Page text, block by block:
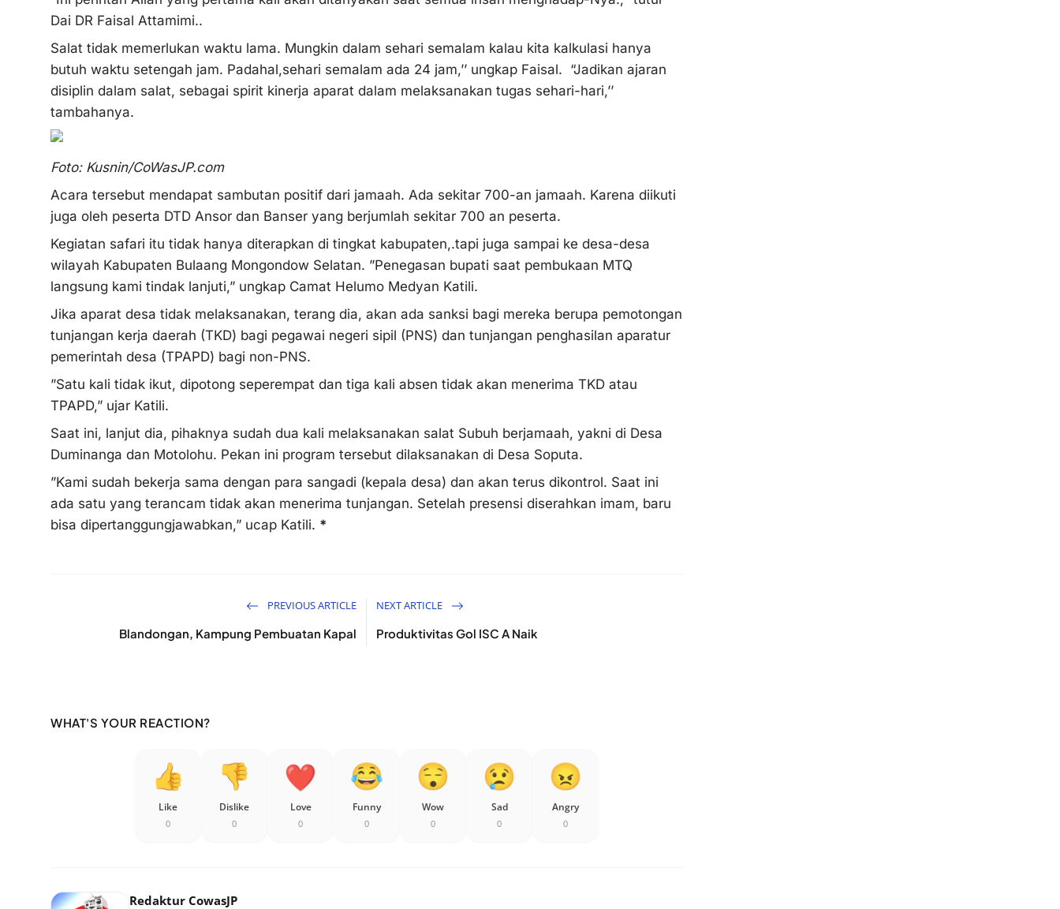
Dai DR Faisal Attamimi..
Salat tidak memerlukan waktu lama. Mungkin dalam sehari semalam kalau kita kalkulasi hanya
butuh waktu setengah jam. Padahal,sehari semalam ada 24 jam,’’ ungkap Faisal. “Jadikan ajaran
disiplin dalam salat, sebagai spirit kinerja aparat dalam melaksanakan tugas sehari-hari,’’
tambahanya.
Foto: Kusnin/CoWasJP.com
Acara tersebut mendapat sambutan positif dari jamaah. Ada sekitar 700-an jamaah. Karena diikuti
juga oleh peserta DTD Ansor dan Banser yang berjumlah sekitar 700 an peserta.
Kegiatan safari itu tidak hanya diterapkan di tingkat kabupaten,.tapi juga sampai ke desa-desa
wilayah Kabupaten Bulaang Mongondow Selatan. ”Penegasan bupati saat pembukaan MTQ
langsung kami tindak lanjuti,” ungkap Camat Helumo Medyan Katili.
Jika aparat desa tidak melaksanakan, terang dia, akan ada sanksi bagi mereka berupa pemotongan
tunjangan kerja daerah (TKD) bagi pegawai negeri sipil (PNS) dan tunjangan penghasilan aparatur
pemerintah desa (TPAPD) bagi non-PNS.
”Satu kali tidak ikut, dipotong seperempat dan tiga kali absen tidak akan menerima TKD atau
TPAPD,” ujar Katili.
Saat ini, lanjut dia, pihaknya sudah dua kali melaksanakan salat Subuh berjamaah, yakni di Desa
Duminanga dan Motolohu. Pekan ini program tersebut dilaksanakan di Desa Soputa.
”Kami sudah bekerja sama dengan para sangadi (kepala desa) dan akan terus dikontrol. Saat ini
ada satu yang terancam tidak akan menerima tunjangan. Setelah presensi diserahkan imam, baru
bisa dipertanggungjawabkan,” ucap Katili. *
PREVIOUS ARTICLE
Blandongan, Kampung Pembuatan Kapal
NEXT ARTICLE
Produktivitas Gol ISC A Naik
WHAT'S YOUR REACTION?
Like
0
Dislike
0
Love
0
Funny
0
Wow
0
Sad
0
Angry
0
Redaktur CowasJP